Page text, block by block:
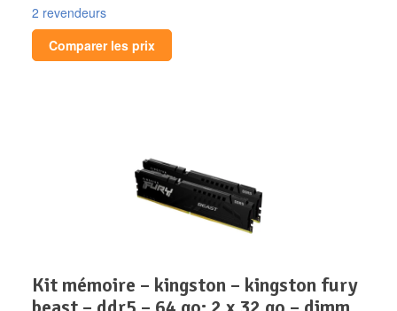
2 revendeurs
Comparer les prix
kit mémoire – kingston – kingston fury